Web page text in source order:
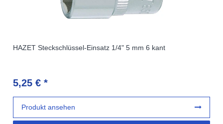
HAZET Steckschlüssel-Einsatz 1/4" 5 mm 6 kant
5,25 € *
Produkt ansehen